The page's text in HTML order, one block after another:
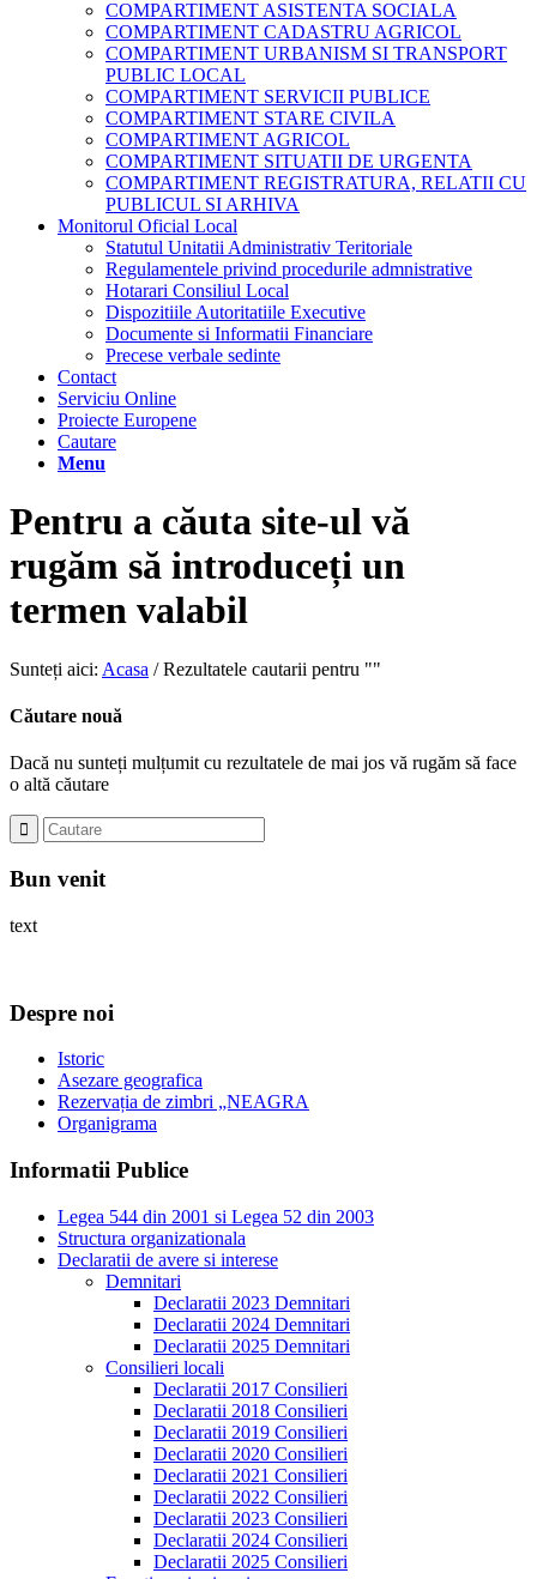
COMPARTIMENT ASISTENTA SOCIALA
COMPARTIMENT CADASTRU AGRICOL
COMPARTIMENT URBANISM SI TRANSPORT
PUBLIC LOCAL
COMPARTIMENT SERVICII PUBLICE
COMPARTIMENT STARE CIVILA
COMPARTIMENT AGRICOL
COMPARTIMENT SITUATII DE URGENTA
COMPARTIMENT REGISTRATURA, RELATII CU
PUBLICUL SI ARHIVA
Monitorul Oficial Local
Statutul Unitatii Administrativ Teritoriale
Regulamentele privind procedurile admnistrative
Hotarari Consiliul Local
Dispozitiile Autoritatiile Executive
Documente si Informatii Financiare
Precese verbale sedinte
Contact
Serviciu Online
Proiecte Europene
Cautare
Menu
Pentru a căuta site-ul vă
rugăm să introduceți un
termen valabil
Sunteți aici: Acasa / Rezultatele cautarii pentru ""
Căutare nouă
Dacă nu sunteți mulțumit cu rezultatele de mai jos vă rugăm să face
o altă căutare
Bun venit
text
Despre noi
Istoric
Asezare geografica
Rezervația de zimbri „NEAGRA
Organigrama
Informatii Publice
Legea 544 din 2001 si Legea 52 din 2003
Structura organizationala
Declaratii de avere si interese
Demnitari
Declaratii 2023 Demnitari
Declaratii 2024 Demnitari
Declaratii 2025 Demnitari
Consilieri locali
Declaratii 2017 Consilieri
Declaratii 2018 Consilieri
Declaratii 2019 Consilieri
Declaratii 2020 Consilieri
Declaratii 2021 Consilieri
Declaratii 2022 Consilieri
Declaratii 2023 Consilieri
Declaratii 2024 Consilieri
Declaratii 2025 Consilieri